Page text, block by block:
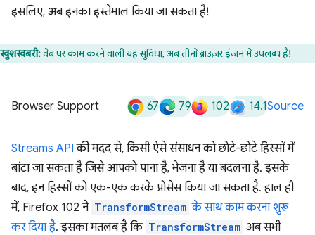
इसलिए, अब इनका इस्तेमाल किया जा सकता है!
खुशखबरी:वेब पर काम करने वाली यह सुविधा, अब तीनों ब्राउज़र इंजन में उपलब्ध है!
Browser Support 67 79 102 14.1Source
Streams API की मदद से, किसी ऐसे संसाधन को छोटे-छोटे हिस्सों में
बांटा जा सकता है जिसे आपको पाना है, भेजना है या बदलना है. इसके
बाद, इन हिस्सों को एक-एक करके प्रोसेस किया जा सकता है. हाल ही
में, Firefox 102 ने TransformStream के साथ काम करना शुरू
कर दिया है. इसका मतलब है कि TransformStream अब सभी